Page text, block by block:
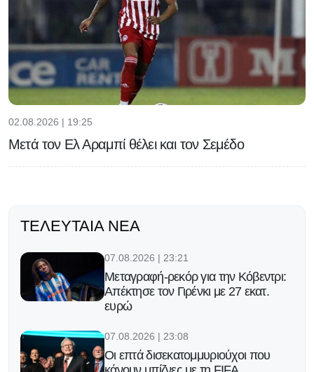
02.08.2026 | 19:25
Μετά τον Ελ Αραμπί θέλει και τον Σεμέδο
ΤΕΛΕΥΤΑΊΑ ΝΈΑ
07.08.2026 | 23:21
Μεταγραφή-ρεκόρ για την Κόβεντρι:
Απέκτησε τον Γιρένκι με 27 εκατ.
ευρώ
07.08.2026 | 23:08
Οι επτά δισεκατομμυριούχοι που